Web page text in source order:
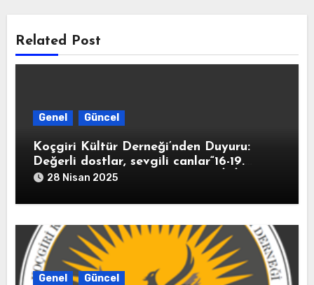
Related Post
Genel Güncel
Koçgiri Kültür Derneği’nden Duyuru:
Değerli dostlar, sevgili canlar“16-19.
Yüzyıl Arşiv Belgeleriyle KOÇGİRİ
tarihinde kitapçıların raflarında yerini
28 Nisan 2025
Genel Güncel